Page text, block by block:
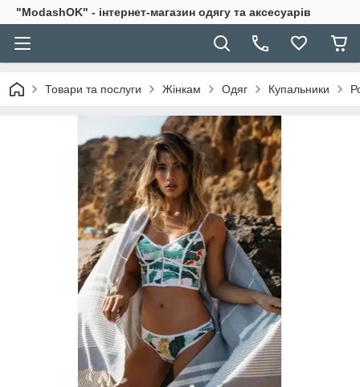
"ModashOK" - інтернет-магазин одягу та аксесуарів
Товари та послуги Жінкам Одяг Купальники